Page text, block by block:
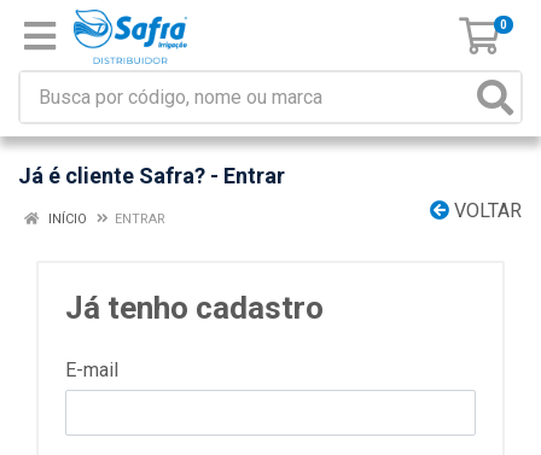
0
Já é cliente Safra? - Entrar
VOLTAR
INÍCIO ENTRAR
Já tenho cadastro
E-mail